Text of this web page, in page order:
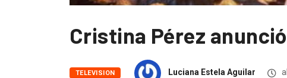
Cristina Pérez
TELEVISION Luciana Estela Aguilar